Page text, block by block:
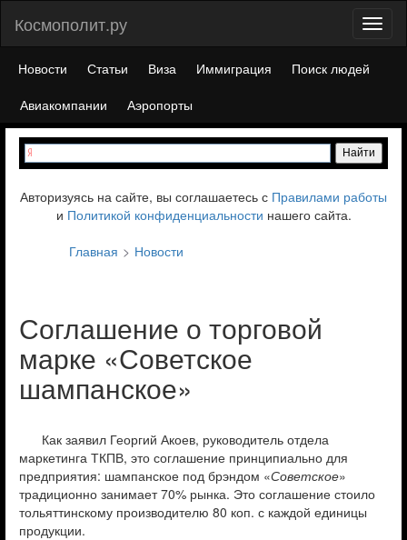
Космополит.ру
Новости Статьи Виза Иммиграция
Поиск людей
Авиакомпании
Аэропорты
Авторизуясь на сайте, вы соглашаетесь с Правилами работы
и Политикой конфиденциальности нашего сайта.
Главная
Новости
Соглашение о торговой
марке «Советское
шампанское»
Как заявил Георгий Акоев, руководитель отдела
маркетинга ТКПВ, это соглашение принципиально для
предприятия: шампанское под брэндом «Советское»
традиционно занимает 70% рынка. Это соглашение стоило
тольяттинскому производителю 80 коп. с каждой единицы
продукции.